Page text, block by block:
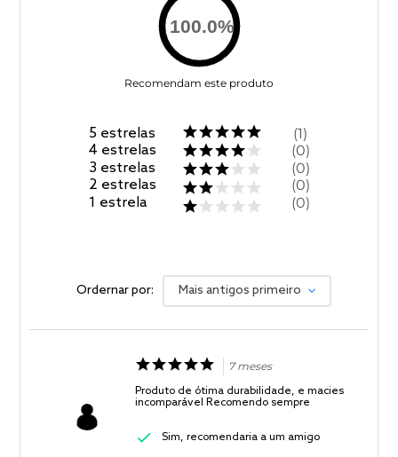
100.0%
Recomendam este produto
5 estrelas
4 estrelas
3 estrelas
2 estrelas
1 estrela
1
0
0
0
0
Ordernar por: Mais antigos primeiro
7 meses
Produto de ótima durabilidade, e macies
incomparável Recomendo sempre
Sim, recomendaria a um amigo